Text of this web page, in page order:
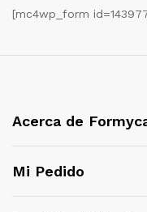
[mc4wp_form
Acerca de
Mi Pedido